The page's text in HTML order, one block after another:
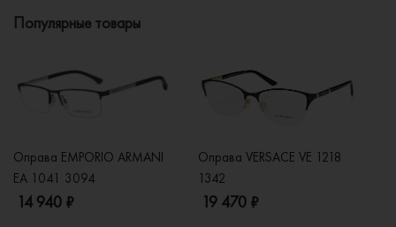
Популярные товары
Оправа EMPORIO ARMANI
EA 1041 3094
14 940 ₽
Оправа VERSACE VE 1218
1342
19 470 ₽